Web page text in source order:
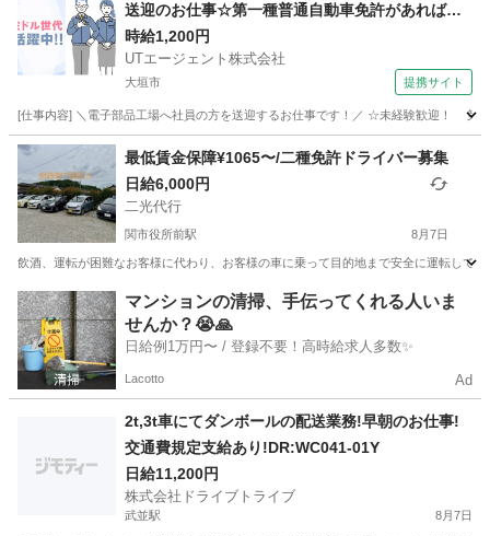
送迎のお仕事☆第一種普通自動車免許があればO
K！残業ほぼなし♪【履歴書不要☆オンライン面接
OK】【入社キャンペーン実施中！】
時給1,200円
UTエージェント株式会社
大垣市 提携サイト
[仕事内容] ＼電子部品工場へ社員の方を送迎するお仕事です！／ ☆未経験歓迎！
岐阜 大垣市 ドライバー
最低賃金保障¥1065〜/二種免許ドライバー募集
日給6,000円
二光代行
関市役所前駅 8月7日
飲酒、運転が困難なお客様に代わり、お客様の車に乗って目的地まで安全に運転して
岐阜 関市 関市役所前駅 ドライバー 最低賃金
マンションの清掃、手伝ってくれる人いま
せんか？😭🙏
日給例1万円〜 / 登録不要！高時給求人多数✨
Lacotto Ad
2t,3t車にてダンボールの配送業務!早朝のお仕事!
交通費規定支給あり!DR:WC041-01Y
日給11,200円
株式会社ドライブトライブ
武並駅 8月7日